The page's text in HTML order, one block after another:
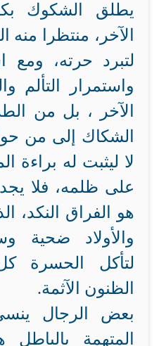
يطلق الشكوك
الآخر، منتظرا منه
لتبرد حرته، ومع
واستمرار
الآخر ، بل من
الشكاك إلى من
لا ليثبت له براءة
على ظلمه، فلا
هو الفراق النكد،
والأولاد ضحية
لتأكل الحسرة
الظنون الآثمة.
بعض الرجال
المتهمة